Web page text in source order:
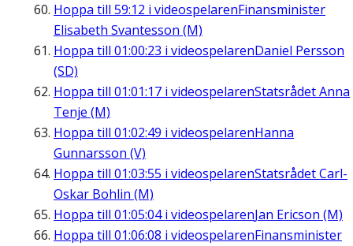
Hoppa till 59:12 i videospelarenFinansminister
Elisabeth Svantesson (M)
Hoppa till 01:00:23 i videospelarenDaniel Persson
(SD)
Hoppa till 01:01:17 i videospelarenStatsrådet Anna
Tenje (M)
Hoppa till 01:02:49 i videospelarenHanna
Gunnarsson (V)
Hoppa till 01:03:55 i videospelarenStatsrådet Carl-
Oskar Bohlin (M)
Hoppa till 01:05:04i videospelarenJan Ericson (M)
Hoppa till 01:06:08 i videospelarenFinansminister